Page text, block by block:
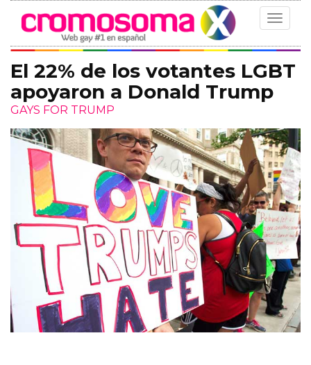
Toggle
El 22% de los votantes LGBT
apoyaron a Donald Trump
GAYS FOR TRUMP